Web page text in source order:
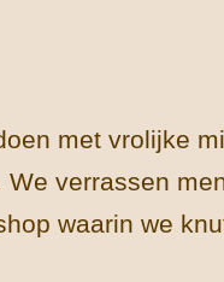
met vrolijke
We verrassen
waarin we